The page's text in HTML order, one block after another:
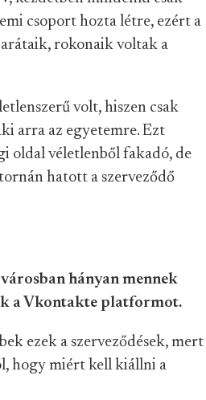
csoport hozta létre, ezért a
rokonaik voltak a
volt, hiszen csak
arra az egyetemre. Ezt
oldal véletlenből fakadó, de
hatott a szerveződő
hányan mennek
a Vkontakte platformot.
ezek a szerveződések, mert
hogy miért kell kiállni a